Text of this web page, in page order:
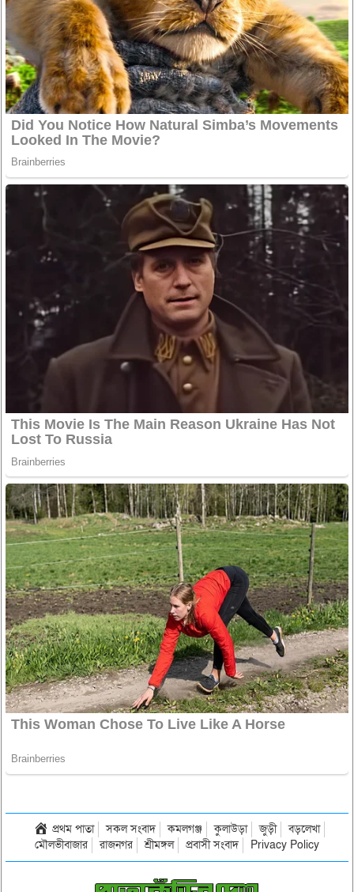
প্রথম পাতা সকল সংবাদ কমলগঞ্জ কুলাউড়া জুড়ী
বড়লেখা
মৌলভীবাজার
রাজনগর শ্রীমঙ্গল প্রবাসী সংবাদ Privacy Policy